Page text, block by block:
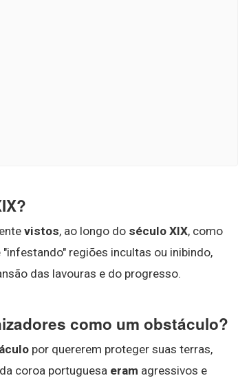
vistos, ao longo do século XIX, como
regiões incultas ou inibindo,
das lavouras e do progresso.
como um obstáculo?
por quererem proteger suas terras,
coroa portuguesa eram agressivos e